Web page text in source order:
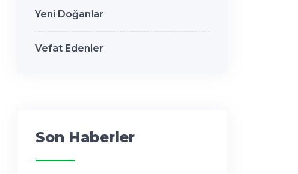
Yeni Doğanlar
Vefat Edenler
Son Haberler